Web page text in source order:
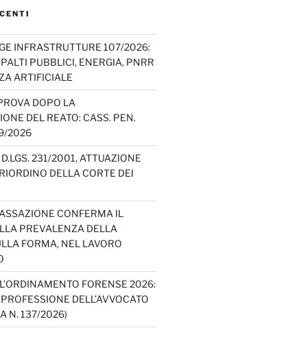
INFRASTRUTTURE 107/2026:
PUBBLICI, ENERGIA, PNRR
ARTIFICIALE
DOPO LA
DEL REATO: CASS. PEN.
2026
231/2001, ATTUAZIONE
DELLA CORTE DEI
CONFERMA IL
PREVALENZA DELLA
FORMA, NEL LAVORO
FORENSE 2026:
DELL’AVVOCATO
N. 137/2026)